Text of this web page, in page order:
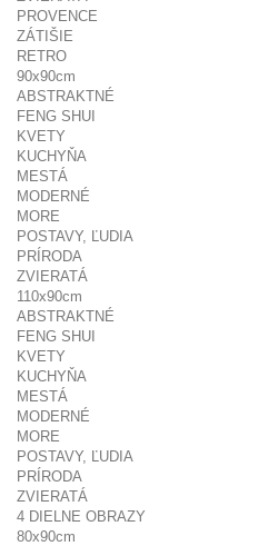
PROVENCE
ZÁTIŠIE
RETRO
90x90cm
ABSTRAKTNÉ
FENG SHUI
KVETY
KUCHYŇA
MESTÁ
MODERNÉ
MORE
POSTAVY, ĽUDIA
PRÍRODA
ZVIERATÁ
110x90cm
ABSTRAKTNÉ
FENG SHUI
KVETY
KUCHYŇA
MESTÁ
MODERNÉ
MORE
POSTAVY, ĽUDIA
PRÍRODA
ZVIERATÁ
4 DIELNE OBRAZY
80x90cm